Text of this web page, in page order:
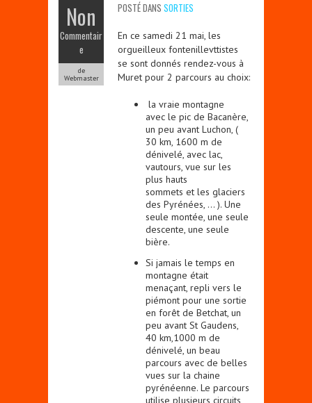
Non
Commentair
e
de
Webmaster
POSTÉ DANS SORTIES
En ce samedi 21 mai, les
orgueilleux fontenillevttistes
se sont donnés rendez-vous à
Muret pour 2 parcours au choix:
la vraie montagne
avec le pic de Bacanère,
un peu avant Luchon, (
30 km, 1600 m de
dénivelé, avec lac,
vautours, vue sur les
plus hauts
sommets et les glaciers
des Pyrénées, … ). Une
seule montée, une seule
descente, une seule
bière.
Si jamais le temps en
montagne était
menaçant, repli vers le
piémont pour une sortie
en forêt de Betchat, un
peu avant St Gaudens,
40 km,1000 m de
dénivelé, un beau
parcours avec de belles
vues sur la chaine
pyrénéenne. Le parcours
utilise plusieurs circuits